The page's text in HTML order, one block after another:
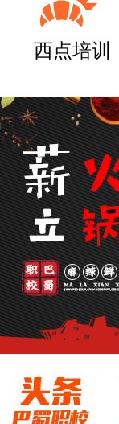
西点培训